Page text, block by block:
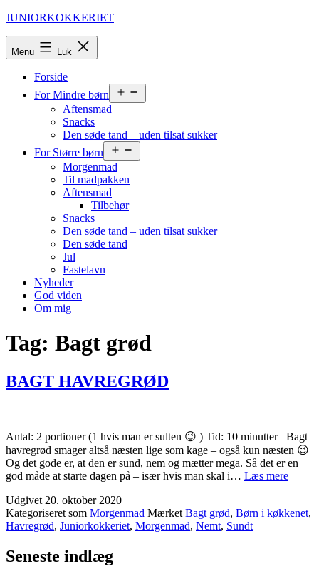
Fortsæt
JUNIORKOKKERIET
Menu Luk
Forside
For Mindre børn
menu
Aftensmad
Snacks
Den søde tand – uden tilsat sukker
For Større børn
menu
Morgenmad
Til madpakken
Aftensmad
Tilbehør
Snacks
Den søde tand – uden tilsat sukker
Den søde tand
Jul
Fastelavn
Nyheder
God viden
Om mig
Tag: Bagt grød
BAGT HAVREGRØD
Antal: 2 portioner (1 hvis man er sulten 😉 ) Tid: 10 minutter Bagt
havregrød smager altså næsten lige som kage – også kun næsten 😉
Og det gode er, at den er sund, nem og mætter mega. Så det er en
god måde at starte dagen på – især hvis man skal i… Læs mereBAGT
Udgivet 20. oktober 2020
Kategoriseret som Morgenmad Mærket Bagt grød, Børn i køkkenet,
Havregrød, Juniorkokkeriet, Morgenmad, Nemt, Sundt
Seneste indlæg